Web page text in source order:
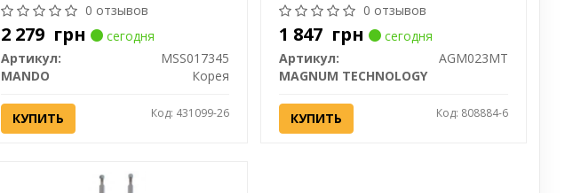
0 отзывов
2 279 грн
сегодня
Артикул:
MSS017345
MANDO
Корея
КУПИТЬ Код: 431099-26
0 отзывов
1 847 грн
сегодня
Артикул:
AGM023MT
MAGNUM TECHNOLOGY
КУПИТЬ Код: 808884-6